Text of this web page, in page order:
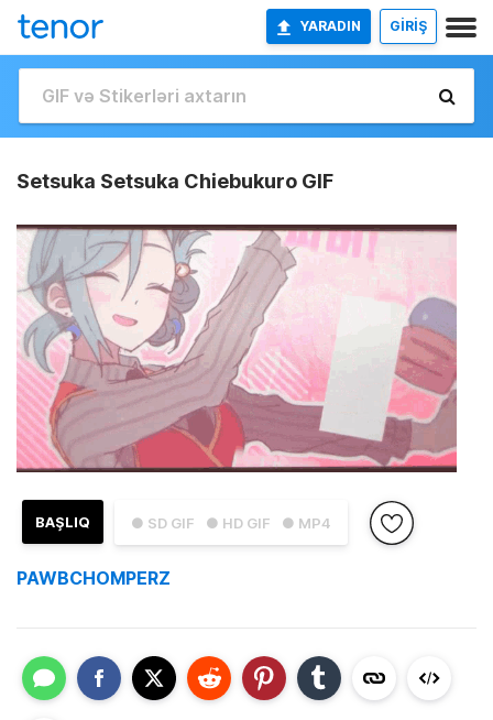
YARADIN GİRİŞ
Setsuka Setsuka Chiebukuro GIF
● SD GIF ● HD GIF ● MP4
BAŞLIQ
PAWBCHOMPERZ